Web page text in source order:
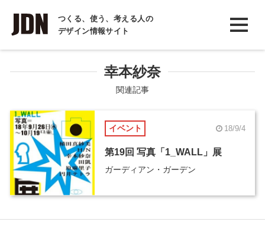
つくる、使う、考える人の
デザイン情報サイト
INTERVIEW
インタビュー
COLUMN
コラム
幸本紗奈
関連記事
イベント 18/9/4
第19回 写真「1_WALL」展
ガーディアン・ガーデン